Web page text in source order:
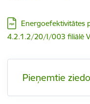
Lejupielādēt:
Energoefektivitātes
4.2.1.2/20/I/003 filiālē
Pieņemtie